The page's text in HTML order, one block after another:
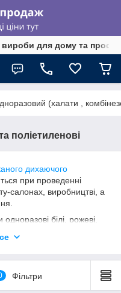
вироби для дому та
(халати ,
поліетиленові
дихаючого
при проведенні
салонах, виробництві, а
білі, рожеві,
через кошик нашого
Фільтри